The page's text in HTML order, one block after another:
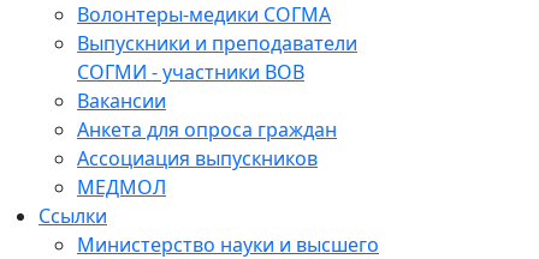
Волонтеры-медики СОГМА
Выпускники и преподаватели
СОГМИ - участники ВОВ
Вакансии
Анкета для опроса граждан
Ассоциация выпускников
МЕДМОЛ
Ссылки
Министерство науки и высшего